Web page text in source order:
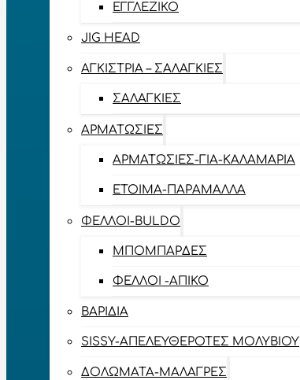
ΕΓΓΛΈΖΙΚΟ
JIG HEAD
ΑΓΚΊΣΤΡΙΑ – ΣΑΛΑΓΚΙΈΣ
ΣΑΛΑΓΚΙΈΣ
ΑΡΜΑΤΩΣΙΈΣ
ΑΡΜΑΤΩΣΙΈΣ-ΓΙΑ-ΚΑΛΑΜΆΡΙΑ
ΈΤΟΙΜΑ-ΠΑΡΆΜΑΛΛΑ
ΦΕΛΛΟΊ-BULDO
ΜΠΟΜΠΆΡΔΕΣ
ΦΕΛΛΟΊ -ΑΠΊΚΟ
ΒΑΡΊΔΙΑ
SISSY-ΑΠΕΛΕΥΘΕΡΟΤΈΣ ΜΟΛΥΒΙΟΎ
ΔΟΛΏΜΑΤΑ-ΜΑΛΆΓΡΕΣ